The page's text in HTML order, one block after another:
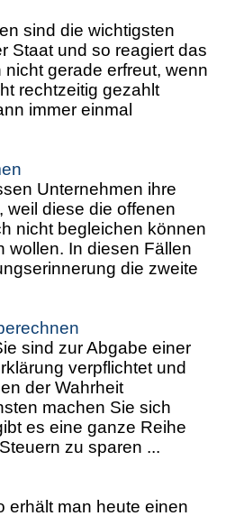
sind die wichtigsten
Staat und so reagiert das
gerade erfreut, wenn
rechtzeitig gezahlt
immer einmal
Unternehmen ihre
weil diese die offenen
nicht begleichen können
wollen. In diesen Fällen
die zweite
sind zur Abgabe einer
verpflichtet und
der Wahrheit
machen Sie sich
es eine ganze Reihe
zu sparen ...
erhält man heute einen